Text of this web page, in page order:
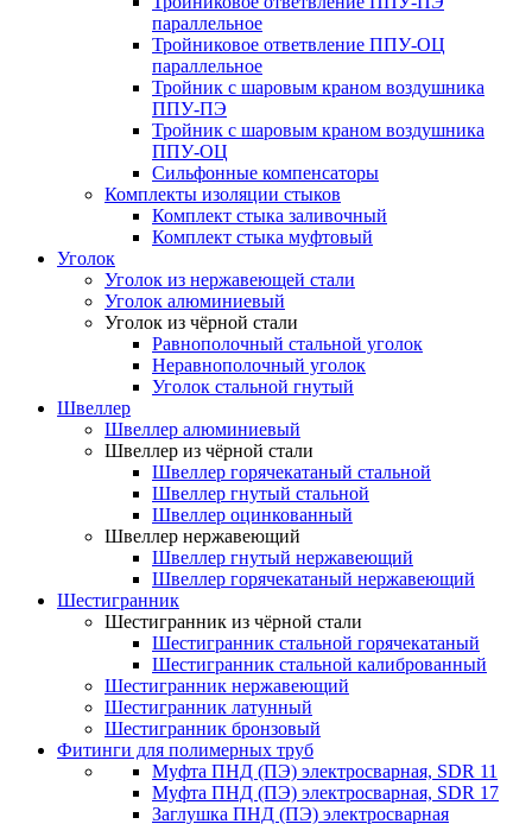
параллельное
Тройниковое ответвление ППУ-ОЦ
параллельное
Тройник с шаровым краном воздушника
ППУ-ПЭ
Тройник с шаровым краном воздушника
ППУ-ОЦ
Сильфонные компенсаторы
Комплекты изоляции стыков
Комплект стыка заливочный
Комплект стыка муфтовый
Уголок
Уголок из нержавеющей стали
Уголок алюминиевый
Уголок из чёрной стали
Равнополочный стальной уголок
Неравнополочный уголок
Уголок стальной гнутый
Швеллер
Швеллер алюминиевый
Швеллер из чёрной стали
Швеллер горячекатаный стальной
Швеллер гнутый стальной
Швеллер оцинкованный
Швеллер нержавеющий
Швеллер гнутый нержавеющий
Швеллер горячекатаный нержавеющий
Шестигранник
Шестигранник из чёрной стали
Шестигранник стальной горячекатаный
Шестигранник стальной калиброванный
Шестигранник нержавеющий
Шестигранник латунный
Шестигранник бронзовый
Фитинги для полимерных труб
Муфта ПНД (ПЭ) электросварная, SDR 11
Муфта ПНД (ПЭ) электросварная, SDR 17
Заглушка ПНД (ПЭ) электросварная